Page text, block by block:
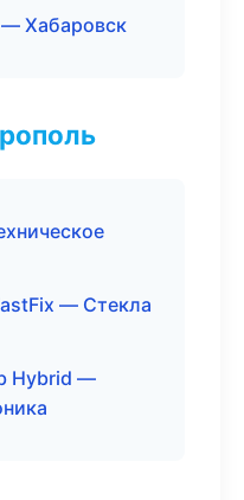
Хабаровск
— Стекла
Hybrid —